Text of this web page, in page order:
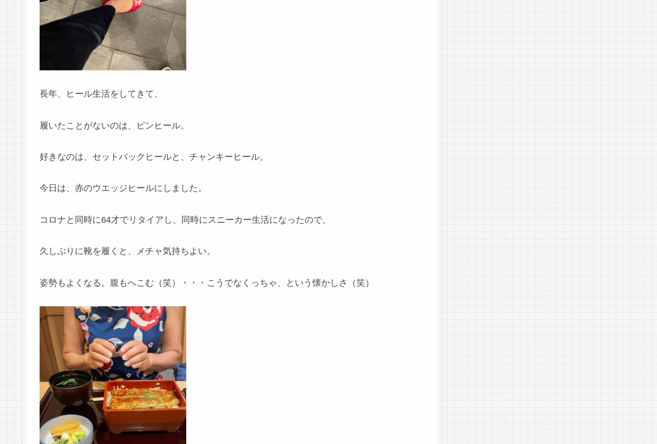
長年、ヒール生活をしてきて、
履いたことがないのは、ピンヒール。
好きなのは、セットバックヒールと、チャンキーヒール。
今日は、赤のウエッジヒールにしました。
コロナと同時に64才でリタイアし、同時にスニーカー生活になったので、
久しぶりに靴を履くと、メチャ気持ちよい。
姿勢もよくなる。腹もへこむ（笑）・・・こうでなくっちゃ、という懐かしさ（笑）